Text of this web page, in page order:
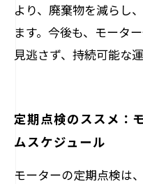
より、廃棄物を減らし
ます。今後も、モータ
見逃さず、持続可能な
定期点検のススメ：
ムスケジュール
モーターの定期点検は